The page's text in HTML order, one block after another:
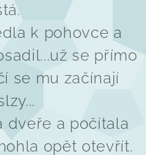
k pohovce a
se přímo
se mu začínají
dveře a počítala
opět otevřít.